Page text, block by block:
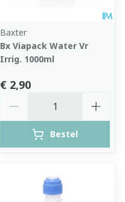
Baxter
Bx Viapack Water Vr
Irrig. 1000ml
€ 2,90
Bestel